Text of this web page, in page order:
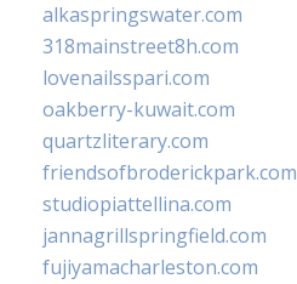
alkaspringswater.com
318mainstreet8h.com
lovenailsspari.com
oakberry-kuwait.com
quartzliterary.com
friendsofbroderickpark.com
studiopiattellina.com
jannagrillspringfield.com
fujiyamacharleston.com